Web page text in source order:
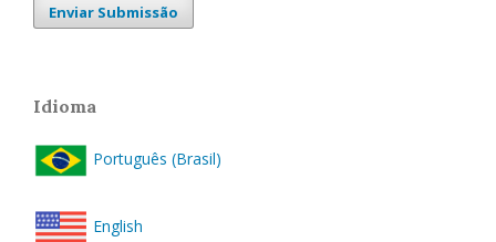
Enviar Submissão
Idioma
Português (Brasil)
English